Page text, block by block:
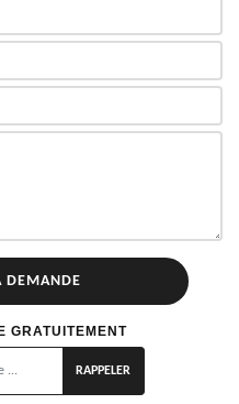
GRATUITEMENT